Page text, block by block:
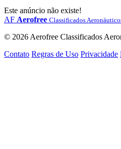
Este anúncio não existe!
AF Aerofree Classificados
© 2026 Aerofree Classificados
Contato Regras de Uso Privacidade